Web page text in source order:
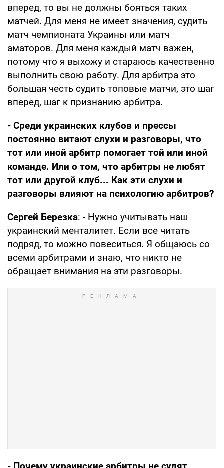
вперед, то вы не должны бояться таких
матчей. Для меня не имеет значения, судить
матч чемпионата Украины или матч
аматоров. Для меня каждый матч важен,
потому что я выхожу и стараюсь качественно
выполнить свою работу. Для арбитра это
большая честь судить топовые матчи, это шаг
вперед, шаг к признанию арбитра.
- Среди украинских клубов и прессы
постоянно витают слухи и разговоры, что
тот или иной арбитр помогает той или иной
команде. Или о том, что арбитры не любят
тот или другой клуб... Как эти слухи и
разговоры влияют на психологию арбитров?
Сергей Березка: - Нужно учитывать наш
украинский менталитет. Если все читать
подряд, то можно повеситься. Я общаюсь со
всеми арбитрами и знаю, что никто не
обращает внимания на эти разговоры.